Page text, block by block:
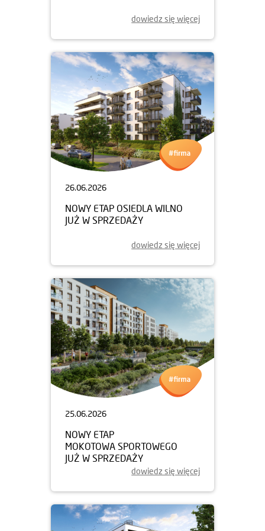
dowiedz się więcej
26.06.2026
NOWY ETAP OSIEDLA WILNO
JUŻ W SPRZEDAŻY
dowiedz się więcej
25.06.2026
NOWY ETAP
MOKOTOWA SPORTOWEGO
JUŻ W SPRZEDAŻY
dowiedz się więcej